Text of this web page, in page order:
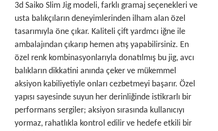
3d Saiko Slim Jig modeli, farklı gramaj seçenekleri ve
usta balıkçıların deneyimlerinden ilham alan özel
tasarımıyla öne çıkar. Kaliteli çift yardmcı iğne ile
ambalajından çıkarıp hemen atış yapabilirsiniz. En
özel renk kombinasyonlarıyla donatılmış bu jig, avcı
balıkların dikkatini anında çeker ve mükemmel
aksiyon kabiliyetiyle onları cezbetmeyi başarır. Özel
yapısı sayesinde suyun her derinliğinde istikrarlı bir
performans sergiler; aksiyon sırasında kullanıcıyı
yormaz, rahatlıkla kontrol edilir ve hedefe etkili bir